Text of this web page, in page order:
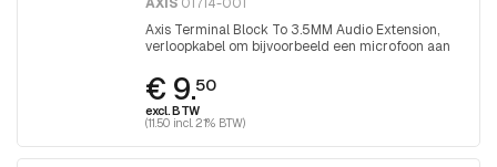
Axis Terminal Block To 3.5MM Audio Extension,
verloopkabel om bijvoorbeeld een microfoon aan
€ 9.50
excl. BTW
(11.50 incl. 21% BTW)